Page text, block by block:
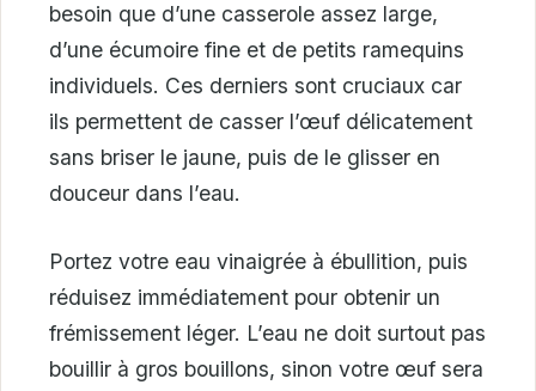
besoin que d’une casserole assez large,
d’une écumoire fine et de petits ramequins
individuels. Ces derniers sont cruciaux car
ils permettent de casser l’œuf délicatement
sans briser le jaune, puis de le glisser en
douceur dans l’eau.
Portez votre eau vinaigrée à ébullition, puis
réduisez immédiatement pour obtenir un
frémissement léger. L’eau ne doit surtout pas
bouillir à gros bouillons, sinon votre œuf sera